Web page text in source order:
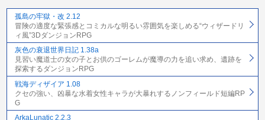
孤島の牢獄・改 2.12
冒険の適度な緊張感とコミカルな明るい雰囲気を楽しめる“ウィザードリ
ィ風”3DダンジョンRPG
灰色の衰退世界日記 1.38a
見習い魔道士の女の子とお供のゴーレムが魔導の力を追い求め、遺跡を
探索するダンジョンRPG
戦海ディザイア 1.08
クセの強い、凶暴な水着女性キャラが大暴れするノンフィールド短編RP
G
ArkaLunatic 2.2.3